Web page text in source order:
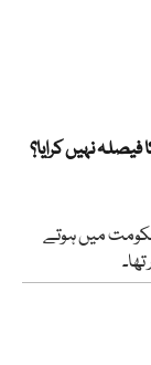
نہیں کرایا؟
4 سال کے دوران حکومت میں ہوتے